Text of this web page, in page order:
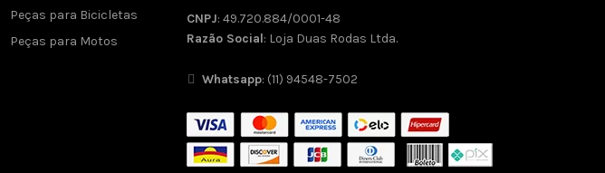
Peças para Bicicletas
Peças para Motos
CNPJ: 49.720.884/0001-48
Razão Social: Loja Duas Rodas Ltda.
Whatsapp: (11) 94548-7502